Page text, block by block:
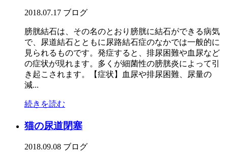
2018.07.17 ブログ
膀胱結石は、その名のとおり膀胱に結石ができる病気
で、尿道結石とともに尿路結石症のなかでは一般的に
見られるものです。発症すると、排尿困難や血尿など
の症状が現れます。多くが細菌性の膀胱炎によって引
き起こされます。【症状】血尿や排尿困難、尿量の
減...
続きを読む
猫の尿道閉塞
2018.09.08 ブログ